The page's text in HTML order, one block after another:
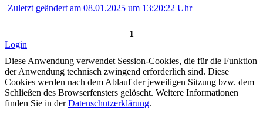
Zuletzt geändert am 08.01.2025 um 13:20:22 Uhr
1
Login
Diese Anwendung verwendet Session-Cookies, die für die Funktion
der Anwendung technisch zwingend erforderlich sind. Diese
Cookies werden nach dem Ablauf der jeweiligen Sitzung bzw. dem
Schließen des Browserfensters gelöscht. Weitere Informationen
finden Sie in derDatenschutzerklärung.